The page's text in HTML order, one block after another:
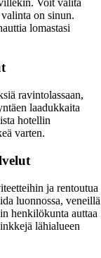
on sinun.
lomastasi
ravintolassaan,
laadukkaita
hotellin
varten.
ja rentoutua
luonnossa, veneillä
henkilökunta auttaa
lähialueen